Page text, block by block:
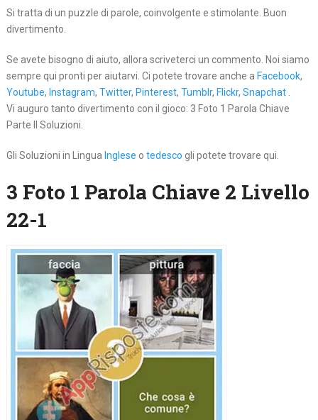
Si tratta di un puzzle di parole, coinvolgente e stimolante. Buon
divertimento.
Se avete bisogno di aiuto, allora scriveterci un commento. Noi siamo
sempre qui pronti per aiutarvi. Ci potete trovare anche a Facebook,
Youtube, Instagram, Twitter, Pinterest, Tumblr, Flickr, Snapchat.
Vi auguro tanto divertimento con il gioco: 3 Foto 1 Parola Chiave
Parte II Soluzioni.
Gli Soluzioni in Lingua Inglese o tedesco gli potete trovare qui.
3 Foto 1 Parola Chiave 2 Livello
22-1